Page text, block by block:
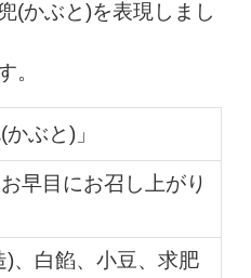
(かぶと)を表現しまし
。
かぶと)」
早目にお召し上がり
)、白餡、小豆、求肥